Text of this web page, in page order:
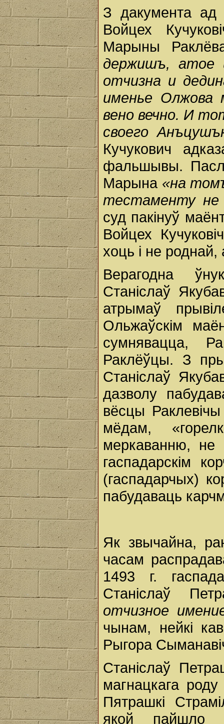
З дакумента ад
Войцех
Марыны
держишъ, атое
отчизна и
именье Олжова
вено вечно. И
своего
Кучукович
фальшывы. Пасля
Марына «на
тестаменту не
суд пакінуў
Войцех
хоць і не роднай,
Верагодна
Станіслаў
атрымаў
Ольжаўскім
сумнявацца,
Раклёўцы. З
Станіслаў
дазволу
вёсцы
мёдам,
меркаванню, не
гаспадарскім
(гаспадарчых)
пабудаваць
Як звычайна,
часам
1493 г.
Станіслаў
отчизное
чынам, нейкі
Рыгора
Станіслаў
магнацкага
Пятрашкі
якой пайшло